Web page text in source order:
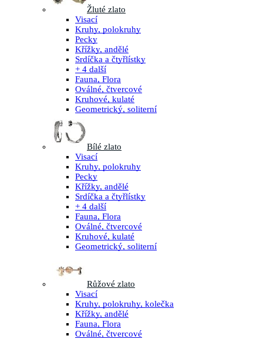
Žluté zlato
Visací
Kruhy, polokruhy
Pecky
Křížky, andělé
Srdíčka a čtyřlístky
+ 4 další
Fauna, Flora
Oválné, čtvercové
Kruhové, kulaté
Geometrický, soliterní
Bílé zlato
Visací
Kruhy, polokruhy
Pecky
Křížky, andělé
Srdíčka a čtyřlístky
+ 4 další
Fauna, Flora
Oválné, čtvercové
Kruhové, kulaté
Geometrický, soliterní
Růžové zlato
Visací
Kruhy, polokruhy, kolečka
Křížky, andělé
Fauna, Flora
Oválné, čtvercové